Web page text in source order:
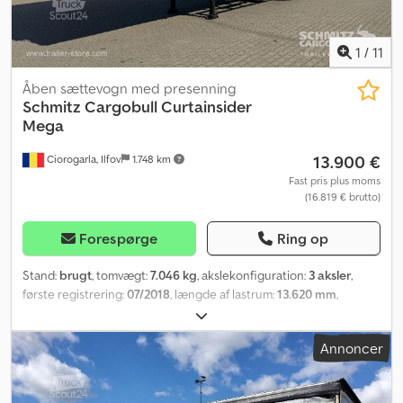
1 / 11
Ciorogarla, Ilfov 1.748 km
Åben sættevogn med presenning
Schmitz CargobullCurtainsider
Mega
13.900 €
Fast pris plus moms
(16.819 € brutto)
Forespørge Ring op
Stand: brugt, tomvægt:7.046 kg, akslekonfiguration: 3 aksler,
første registrering:07/2018, længde af lastrum:13.620 mm,
, lastepladshøjde:
lastepladsvolumen:97 m³, affjedring:luft, dækstørrelse:385/55
R22,5 , akselafstand: 7.700 mm, farve:grå, Produktionsår:2018,
Udstyr:ABS , Egenvægt: 7046 kg, DIN EN 12642 (kode XL) certifikat,
Lasteareal (L B H): 13.620 mm x 2.480 mm x 2.900 mm,
Annoncer